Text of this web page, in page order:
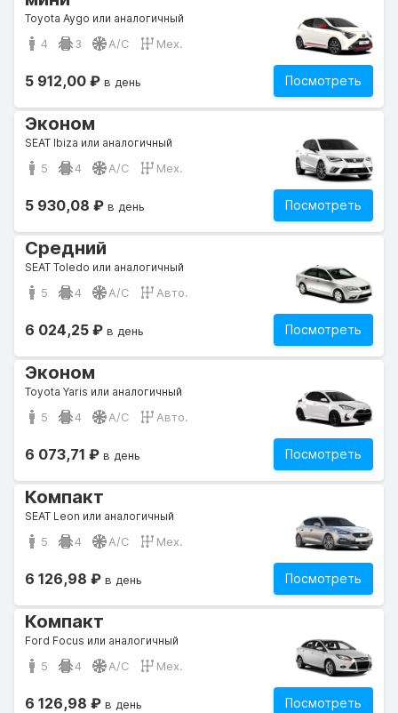
Toyota Aygo или аналогичный
4 3 A/C Мех.
Посмотреть
5 912,00 ₽ в день
Эконом
SEAT Ibiza или аналогичный
5 4 A/C Мех.
Посмотреть
5 930,08 ₽ в день
Средний
SEAT Toledo или аналогичный
5 4 A/C Авто.
Посмотреть
6 024,25 ₽ в день
Эконом
Toyota Yaris или аналогичный
5 4 A/C Авто.
Посмотреть
6 073,71 ₽ в день
Компакт
SEAT Leon или аналогичный
5 4 A/C Мех.
Посмотреть
6 126,98 ₽ в день
Компакт
Ford Focus или аналогичный
5 4 A/C Мех.
Посмотреть
6 126,98 ₽ в день